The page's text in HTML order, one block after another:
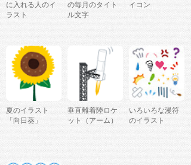
に入れる人のイ
ラスト
の毎月のタイト
ル文字
イコン
夏のイラスト
「向日葵」
垂直離着陸ロケ
ット（アーム）
いろいろな漫符
のイラスト